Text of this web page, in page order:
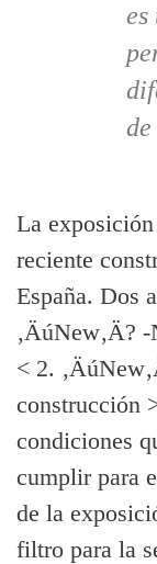
es
La
reciente
España. Dos
‚ÄúNew‚Ä?
< 2.
construcción
condiciones
cumplir para
de la
filtro para la